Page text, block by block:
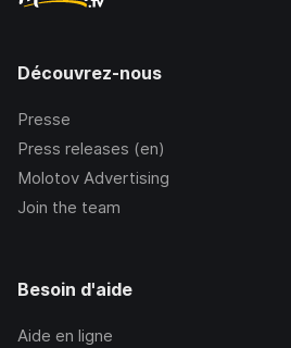
Découvrez-nous
Presse
Press releases (en)
Molotov Advertising
Join the team
Besoin d'aide
Aide en ligne